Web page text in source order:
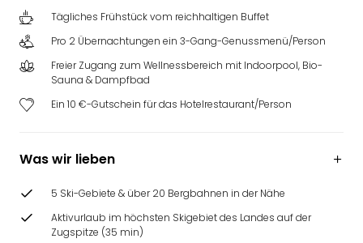
Tägliches Frühstück vom reichhaltigen Buffet
Pro 2 Übernachtungen ein 3-Gang-Genussmenü/Person
Freier Zugang zum Wellnessbereich mit Indoorpool, Bio-
Sauna & Dampfbad
Ein 10 €-Gutschein für das Hotelrestaurant/Person
Was wir lieben
5 Ski-Gebiete & über 20 Bergbahnen in der Nähe
Aktivurlaub im höchsten Skigebiet des Landes auf der
Zugspitze (35 min)